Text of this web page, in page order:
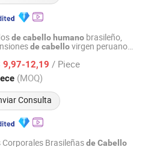
de cabello humano brasileño,
de cabellovirgen peruano
9,97-12,19 / Piece
(MOQ)
Consulta
Ltd.
2017
Corporales Brasileñasde Cabello